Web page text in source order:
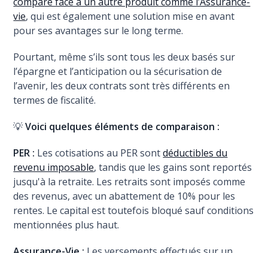
vie, qui est également une solution mise en avant
pour ses avantages sur le long terme.
Pourtant, même s’ils sont tous les deux basés sur
l’épargne et l’anticipation ou la sécurisation de
l’avenir, les deux contrats sont très différents en
termes de fiscalité.
💡Voici quelques éléments de comparaison :
PER : Les cotisations au PER sontdéductibles du
revenu imposable, tandis que les gains sont reportés
jusqu'à la retraite. Les retraits sont imposés comme
des revenus, avec un abattement de 10% pour les
rentes. Le capital est toutefois bloqué sauf conditions
mentionnées plus haut.